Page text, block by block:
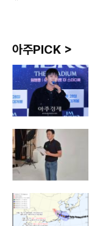
아주PICK >